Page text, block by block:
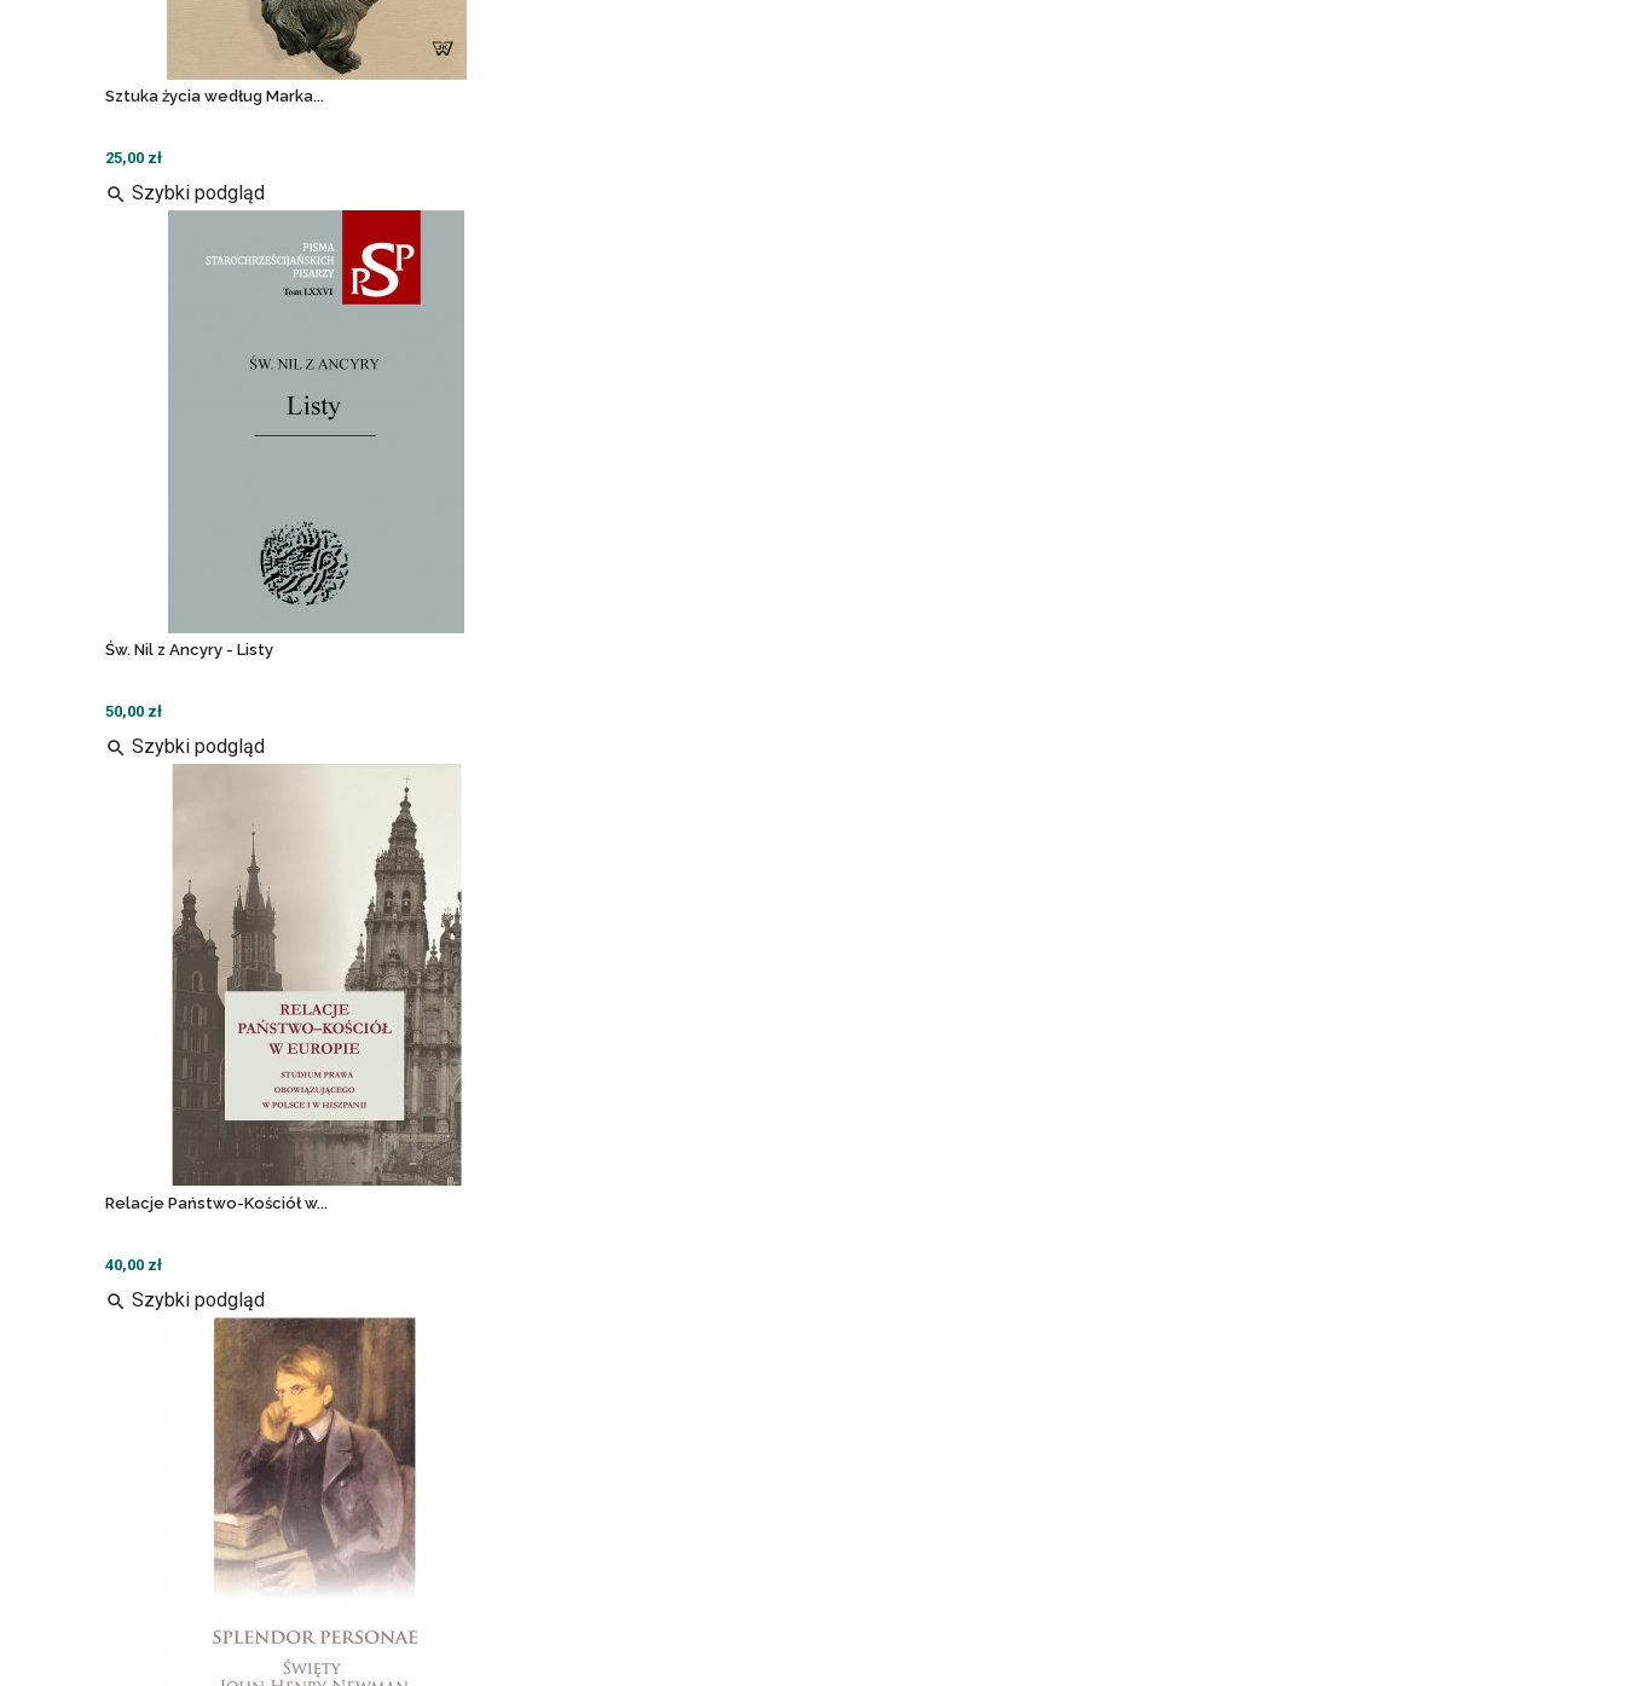
Sztuka życia według Marka...
25,00 zł
search Szybki podgląd
Św. Nil z Ancyry - Listy
50,00 zł
search Szybki podgląd
Relacje Państwo-Kościół w...
40,00 zł
search Szybki podgląd